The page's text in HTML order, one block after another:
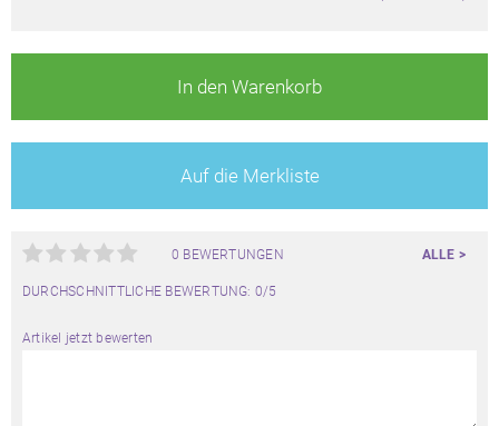
In den Warenkorb
Auf die Merkliste
0 BEWERTUNGEN ALLE >
DURCHSCHNITTLICHE BEWERTUNG: 0/5
Artikel jetzt bewerten